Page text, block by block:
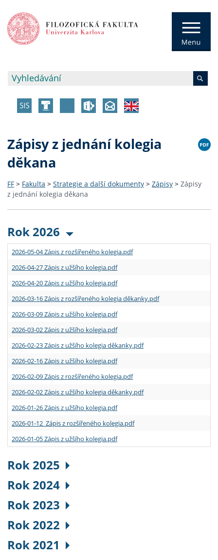
Zápisy z jednání kolegia
děkana
FF > Fakulta > Strategie a další dokumenty > Zápisy > Zápisy
z jednání kolegia děkana
Rok 2026
2026-05-04 Zápis z rozšířeného kolegia.pdf
2026-04-27 Zápis z užšího kolegia.pdf
2026-04-20 Zápis z užšího kolegia.pdf
2026-03-16 Zápis z rozšířeného kolegia děkanky.pdf
2026-03-09 Zápis z užšího kolegia.pdf
2026-03-02 Zápis z užšího kolegia.pdf
2026-02-23 Zápis z užšího kolegia děkanky.pdf
2026-02-16 Zápis z užšího kolegia.pdf
2026-02-09 Zápis z rozšířeného kolegia.pdf
2026-02-02 Zápis z užšího kolegia děkanky.pdf
2026-01-26 Zápis z užšího kolegia.pdf
2026-01-12 Zápis z rozšířeného kolegia.pdf
2026-01-05 Zápis z užšího kolegia.pdf
Rok 2025
Rok 2024
Rok 2023
Rok 2022
Rok 2021